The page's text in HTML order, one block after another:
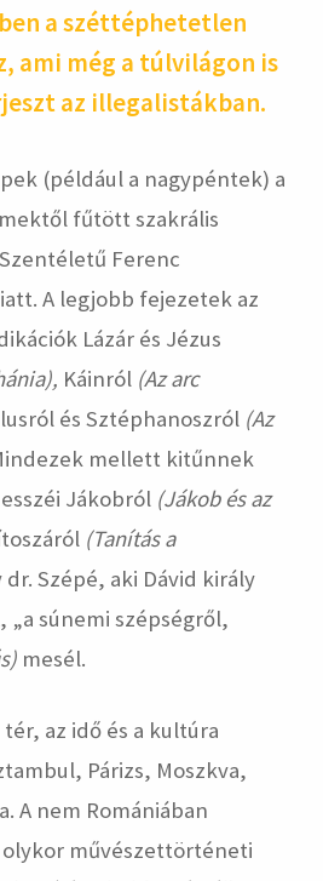
a széttéphetetlen
ami még a túlvilágon is
az illegalistákban.
(például a nagypéntek) a
fűtött szakrális
Ferenc
A legjobb fejezetek az
Lázár és Jézus
Káinról (Az arc
és Sztéphanoszról (Az
mellett kitűnnek
Jákobról (Jákob és az
(Tanítás a
Szépé, aki Dávid király
súnemi szépségről,
mesél.
tér, az idő és a kultúra
Párizs, Moszkva,
A nem Romániában
művészettörténeti